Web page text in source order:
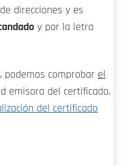
direcciones y es
y por la letra
podemos comprobar el
emisora del certificado.
del certificado